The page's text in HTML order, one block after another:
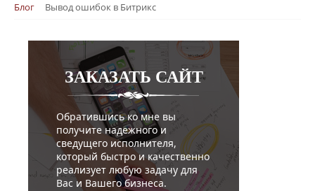
Блог Вывод ошибок в Битрикс
ЗАКАЗАТЬ САЙТ
Обратившись ко мне вы
получите надежного и
сведущего исполнителя,
который быстро и качественно
реализует любую задачу для
Вас и Вашего бизнеса.